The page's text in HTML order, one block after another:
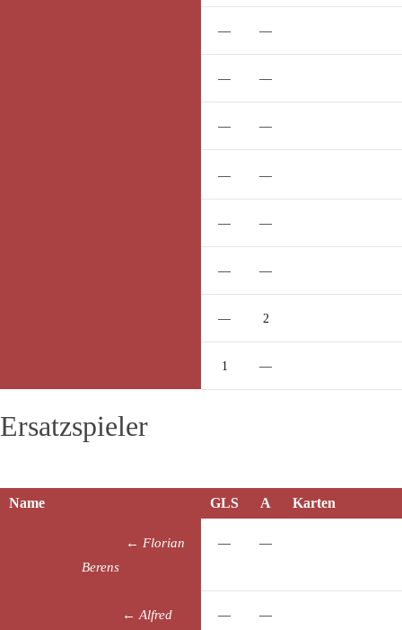
— —
— —
— —
— —
— —
— —
— 2
1 —
Ersatzspieler
Name GLS A Karten
← Florian
Berens
— —
← Alfred
— —